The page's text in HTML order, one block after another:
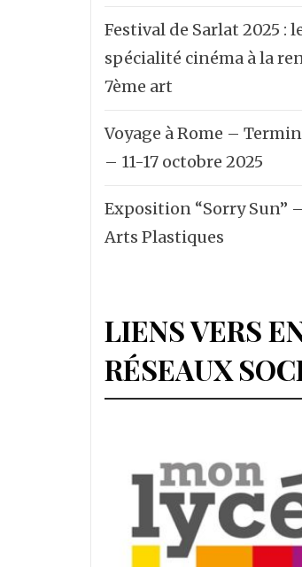
Festival de Sarlat 2025 :
spécialité cinéma à la
7ème art
Voyage à Rome –
– 11-17 octobre 2025
Exposition “Sorry Sun”
Arts Plastiques
LIENS VERS
RÉSEAUX